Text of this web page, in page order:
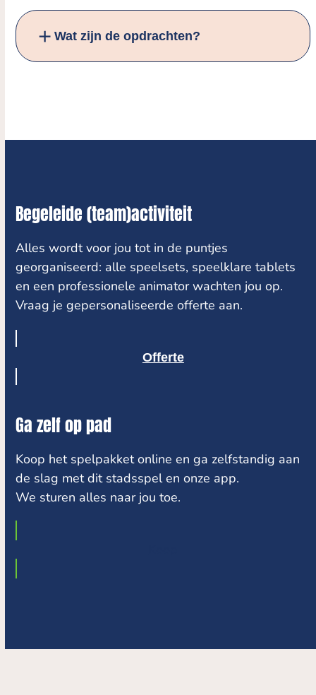
Wat zijn de opdrachten?
Begeleide (team)activiteit
Alles wordt voor jou tot in de puntjes
georganiseerd: alle speelsets, speelklare tablets
en een professionele animator wachten jou op.
Vraag je gepersonaliseerde offerte aan.
Offerte
Ga zelf op pad
Koop het spelpakket online en ga zelfstandig aan
de slag met dit stadsspel en onze app.
We sturen alles naar jou toe.